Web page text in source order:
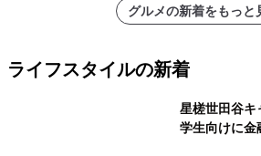
グルメの新着をもっと
ライフスタイルの新着
星槎世田谷キ
学生向けに金